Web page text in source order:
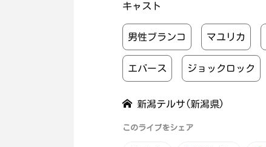
キャスト
男性ブランコ マユリカ
エバース ジョックロック
新潟テルサ(新潟県)
このライブをシェア